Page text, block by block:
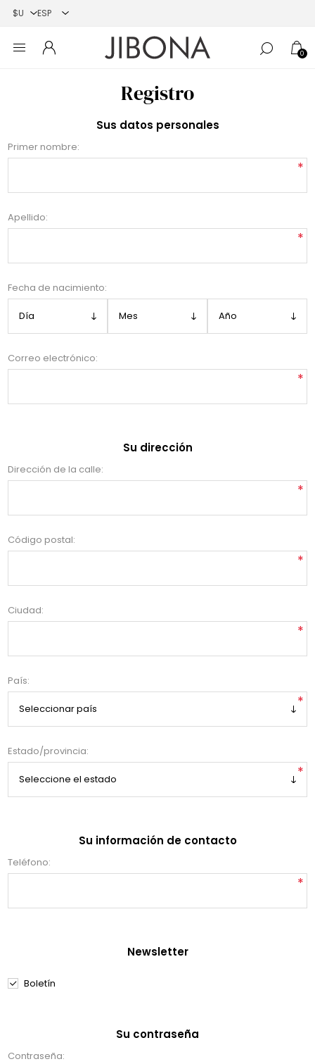
0
Registro
Sus datos personales
Primer nombre:
*
Apellido:
*
Fecha de nacimiento:
Correo electrónico:
*
Su dirección
Dirección de la calle:
*
Código postal:
*
Ciudad:
*
País:
*
Estado/provincia:
*
Su información de contacto
Teléfono:
*
Newsletter
Boletín
Su contraseña
Contraseña: